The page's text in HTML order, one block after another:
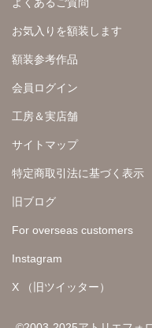
よくあるご質問
お気入りを額装します
額装参考作品
会員ログイン
工房＆実店舗
サイトマップ
特定商取引法に基づく表示
旧ブログ
For overseas customers
Instagram
X （旧ツイッター）